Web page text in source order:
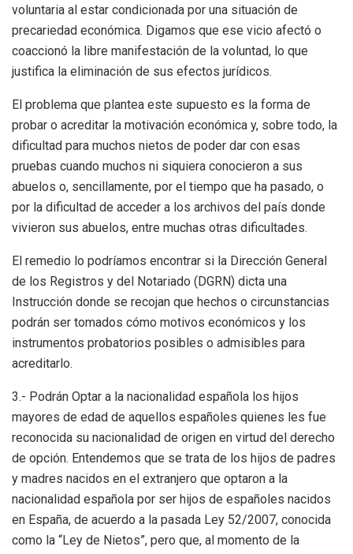
voluntaria al estar condicionada por una situación de
precariedad económica. Digamos que ese vicio afectó o
coaccionó la libre manifestación de la voluntad, lo que
justifica la eliminación de sus efectos jurídicos.
El problema que plantea este supuesto es la forma de
probar o acreditar la motivación económica y, sobre todo, la
dificultad para muchos nietos de poder dar con esas
pruebas cuando muchos ni siquiera conocieron a sus
abuelos o, sencillamente, por el tiempo que ha pasado, o
por la dificultad de acceder a los archivos del país donde
vivieron sus abuelos, entre muchas otras dificultades.
El remedio lo podríamos encontrar si la Dirección General
de los Registros y del Notariado (DGRN) dicta una
Instrucción donde se recojan que hechos o circunstancias
podrán ser tomados cómo motivos económicos y los
instrumentos probatorios posibles o admisibles para
acreditarlo.
3.- Podrán Optar a la nacionalidad española los hijos
mayores de edad de aquellos españoles quienes les fue
reconocida su nacionalidad de origen en virtud del derecho
de opción. Entendemos que se trata de los hijos de padres
y madres nacidos en el extranjero que optaron a la
nacionalidad española por ser hijos de españoles nacidos
en España, de acuerdo a la pasada Ley 52/2007, conocida
como la “Ley de Nietos”, pero que, al momento de la